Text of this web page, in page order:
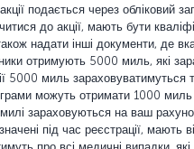
подається через обліковий
до акції, мають бути
надати інші документи, де
отримують 5000 миль, які
5000 миль зараховуватимуться
можуть отримати 1000
милі зараховуються на ваш
під час реєстрації,